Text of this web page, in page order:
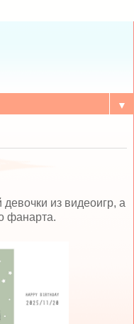
▼
из видеоигр, а
фанарта.